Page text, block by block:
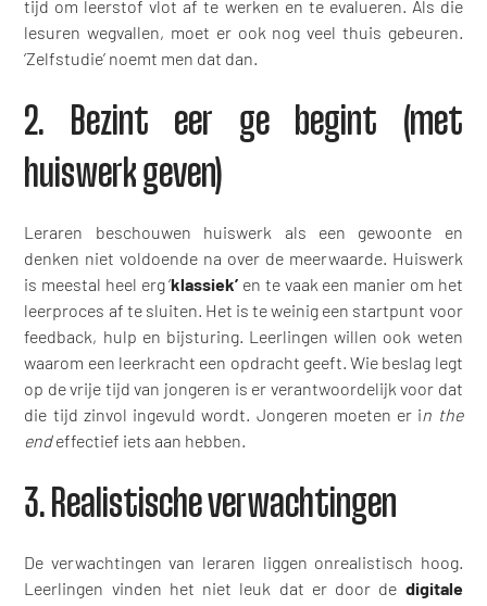
tijd om leerstof vlot af te werken en te evalueren. Als die
lesuren wegvallen, moet er ook nog veel thuis gebeuren.
‘Zelfstudie’ noemt men dat dan.
2. Bezint eer ge begint (met
huiswerk geven)
Leraren beschouwen huiswerk als een gewoonte en
denken niet voldoende na over de meerwaarde. Huiswerk
is meestal heel erg ‘klassiek’ en te vaak een manier om het
leerproces af te sluiten. Het is te weinig een startpunt voor
feedback, hulp en bijsturing. Leerlingen willen ook weten
waarom een leerkracht een opdracht geeft. Wie beslag legt
op de vrije tijd van jongeren is er verantwoordelijk voor dat
die tijd zinvol ingevuld wordt. Jongeren moeten er in the
endeffectief iets aan hebben.
3. Realistische verwachtingen
De verwachtingen van leraren liggen onrealistisch hoog.
Leerlingen vinden het niet leuk dat er door de digitale